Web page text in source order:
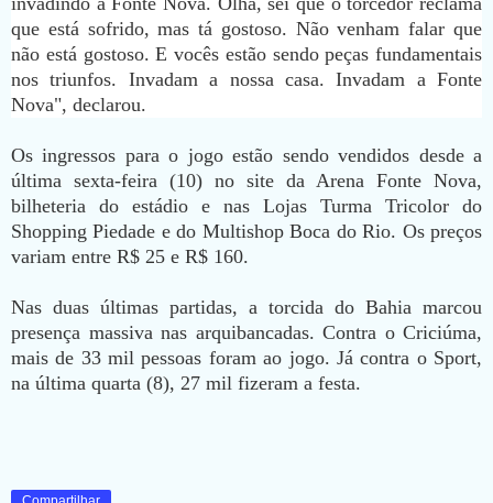
que está sofrido, mas tá gostoso. Não venham falar que
não está gostoso. E vocês estão sendo peças fundamentais
nos triunfos. Invadam a nossa casa. Invadam a Fonte
Nova", declarou.
Os ingressos para o jogo estão sendo vendidos desde a
última sexta-feira (10) no site da Arena Fonte Nova,
bilheteria do estádio e nas Lojas Turma Tricolor do
Shopping Piedade e do Multishop Boca do Rio. Os preços
variam entre R$ 25 e R$ 160.
Nas duas últimas partidas, a torcida do Bahia marcou
presença massiva nas arquibancadas. Contra o Criciúma,
mais de 33 mil pessoas foram ao jogo. Já contra o Sport,
na última quarta (8), 27 mil fizeram a festa.